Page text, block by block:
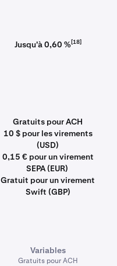
Jusqu'à 0,60 %[18]
Gratuits pour ACH
10 $ pour les virements
(USD)
0,15 € pour un virement
SEPA (EUR)
Gratuit pour un virement
Swift (GBP)
Variables
Gratuits pour ACH